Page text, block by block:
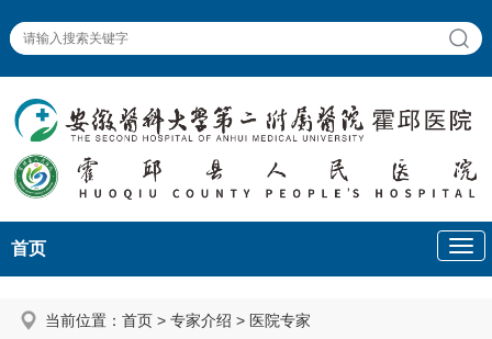
首页
当前位置： 首页 > 专家介绍 > 医院专家